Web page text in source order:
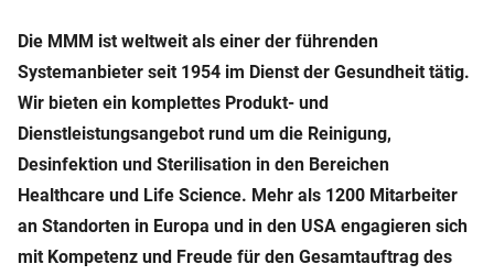
Die MMM ist weltweit als einer der führenden
Systemanbieter seit 1954 im Dienst der Gesundheit tätig.
Wir bieten ein komplettes Produkt- und
Dienstleistungsangebot rund um die Reinigung,
Desinfektion und Sterilisation in den Bereichen
Healthcare und Life Science. Mehr als 1200 Mitarbeiter
an Standorten in Europa und in den USA engagieren sich
mit Kompetenz und Freude für den Gesamtauftrag des